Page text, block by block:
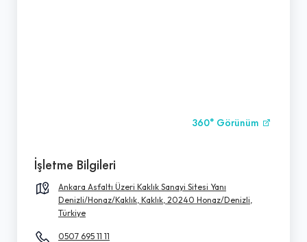
360° Görünüm
İşletme Bilgileri
Ankara Asfaltı Üzeri Kaklık Sanayi Sitesi Yanı
Denizli/Honaz/Kaklık, Kaklık, 20240 Honaz/Denizli,
Türkiye
0507 695 11 11